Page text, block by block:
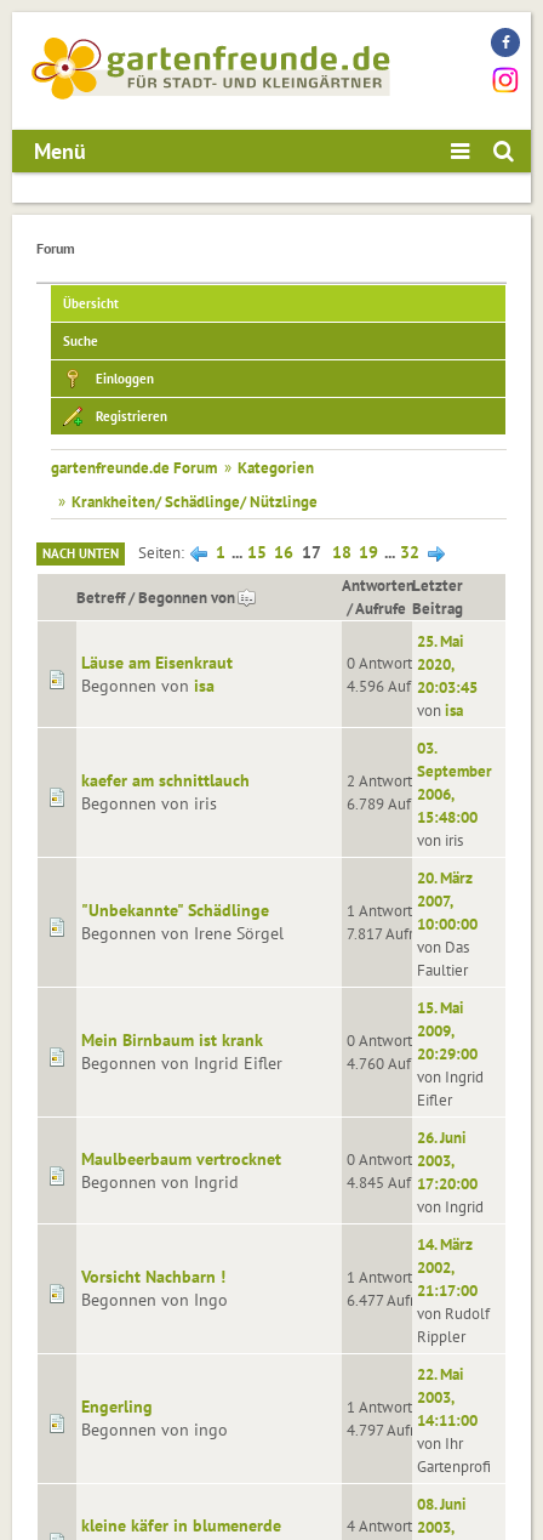
Menü
Forum
Übersicht
Suche
Einloggen
Registrieren
gartenfreunde.de Forum » Kategorien
» Krankheiten/ Schädlinge/ Nützlinge
NACH UNTEN Seiten 1 ... 15 16 17 18 19 ... 32
Betreff/Begonnen von
Antworten
/Aufrufe
Letzter
Beitrag
Läuse am Eisenkraut
Begonnen von isa
0 Antworten
4.596 Aufrufe
25. Mai
2020,
20:03:45
vonisa
kaefer am schnittlauch
Begonnen von iris
2 Antworten
6.789 Aufrufe
03.
September
2006,
15:48:00
von iris
"Unbekannte" Schädlinge
Begonnen von Irene Sörgel
1 Antworten
7.817 Aufrufe
20. März
2007,
10:00:00
von Das
Faultier
Mein Birnbaum ist krank
Begonnen von Ingrid Eifler
0 Antworten
4.760 Aufrufe
15. Mai
2009,
20:29:00
von Ingrid
Eifler
Maulbeerbaum vertrocknet
Begonnen von Ingrid
0 Antworten
4.845 Aufrufe
26. Juni
2003,
17:20:00
von Ingrid
Vorsicht Nachbarn !
Begonnen von Ingo
1 Antworten
6.477 Aufrufe
14. März
2002,
21:17:00
von Rudolf
Rippler
Engerling
Begonnen von ingo
1 Antworten
4.797 Aufrufe
22. Mai
2003,
14:11:00
von Ihr
Gartenprofi
kleine käfer in blumenerde
4 Antworten
08. Juni
2003,